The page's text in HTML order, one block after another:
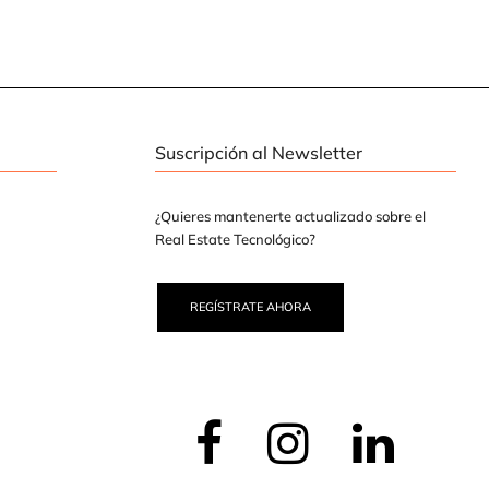
Suscripción al Newsletter
¿Quieres mantenerte actualizado sobre el
Real Estate Tecnológico?
REGÍSTRATE AHORA